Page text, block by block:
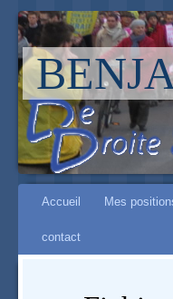
Aller à :
navigation
Accueil Mes
contact